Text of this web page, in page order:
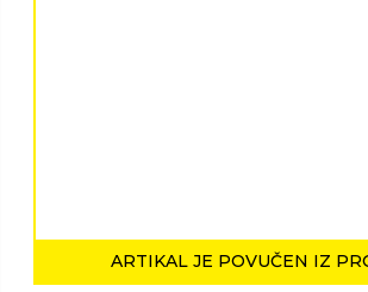
ARTIKAL JE POVUČEN IZ